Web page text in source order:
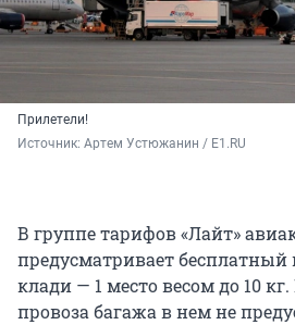
Прилетели!
Источник: Артем Устюжанин / E1.RU
В группе тарифов «Лайт»
предусматривает бесплатный
клади — 1 место весом до 10
провоза багажа в нем не